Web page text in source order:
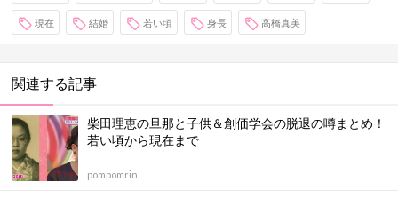
現在 結婚 若い頃 身長 高橋真美
関連する記事
柴田理恵の旦那と子供＆創価学会の脱退の噂まとめ！
若い頃から現在まで
pompomrin